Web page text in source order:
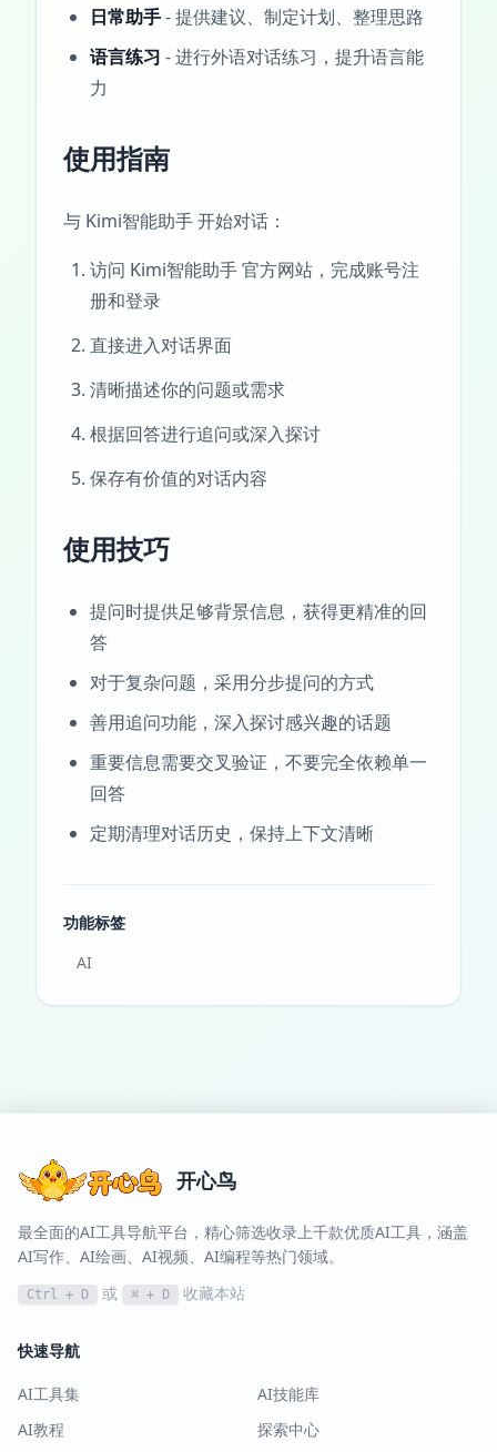
日常助手- 提供建议、制定计划、整理思路
语言练习 - 进行外语对话练习，提升语言能
力
使用指南
与 Kimi智能助手 开始对话：
访问 Kimi智能助手 官方网站，完成账号注
册和登录
直接进入对话界面
清晰描述你的问题或需求
根据回答进行追问或深入探讨
保存有价值的对话内容
使用技巧
提问时提供足够背景信息，获得更精准的回
答
对于复杂问题，采用分步提问的方式
善用追问功能，深入探讨感兴趣的话题
重要信息需要交叉验证，不要完全依赖单一
回答
定期清理对话历史，保持上下文清晰
功能标签
AI
开心鸟
最全面的AI工具导航平台，精心筛选收录上千款优质AI工具，涵盖
AI写作、AI绘画、AI视频、AI编程等热门领域。
Ctrl + D 或 ⌘ + D 收藏本站
快速导航
AI工具集
AI技能库
AI教程
探索中心